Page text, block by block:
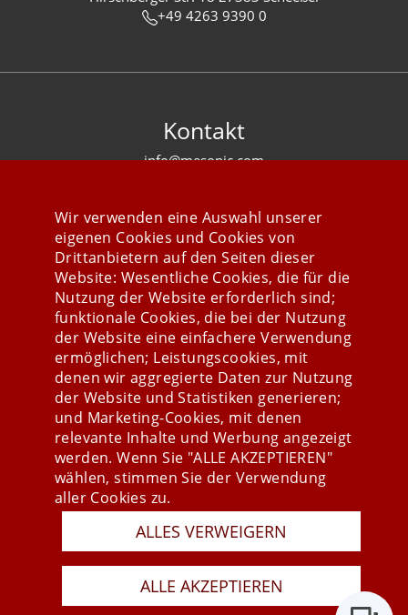
+49 4263 9390 0
Kontakt
info@mesonic.com
Stay connected
Presse
Newsletter
AGB
Datenschutz
Impressum
Wir verwenden eine Auswahl unserer
eigenen Cookies und Cookies von
Drittanbietern auf den Seiten dieser
Website: Wesentliche Cookies, die für die
Nutzung der Website erforderlich sind;
funktionale Cookies, die bei der Nutzung
der Website eine einfachere Verwendung
ermöglichen; Leistungscookies, mit
denen wir aggregierte Daten zur Nutzung
der Website und Statistiken generieren;
und Marketing-Cookies, mit denen
relevante Inhalte und Werbung angezeigt
werden. Wenn Sie "ALLE AKZEPTIEREN"
wählen, stimmen Sie der Verwendung
aller Cookies zu.
ALLES VERWEIGERN
ALLE AKZEPTIEREN